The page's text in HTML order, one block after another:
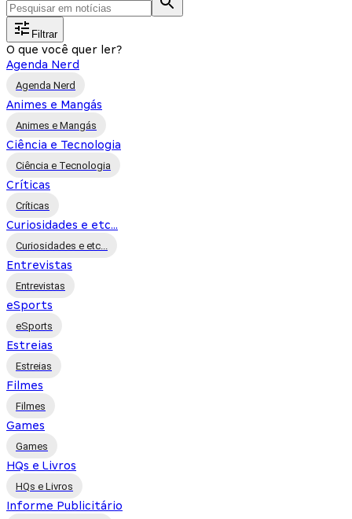
Filtrar
O que você quer ler?
Agenda Nerd
Agenda Nerd
Animes e Mangás
Animes e Mangás
Ciência e Tecnologia
Ciência e Tecnologia
Críticas
Críticas
Curiosidades e etc...
Curiosidades e etc...
Entrevistas
Entrevistas
eSports
eSports
Estreias
Estreias
Filmes
Filmes
Games
Games
HQs e Livros
HQs e Livros
Informe Publicitário